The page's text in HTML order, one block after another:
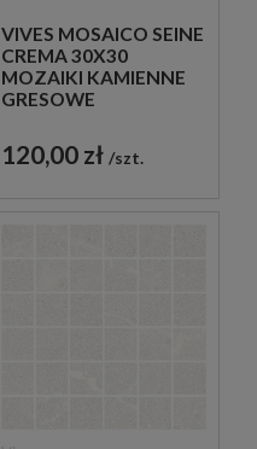
VIVES MOSAICO SEINE
CREMA 30X30
MOZAIKI KAMIENNE
GRESOWE
120,00 zł szt.